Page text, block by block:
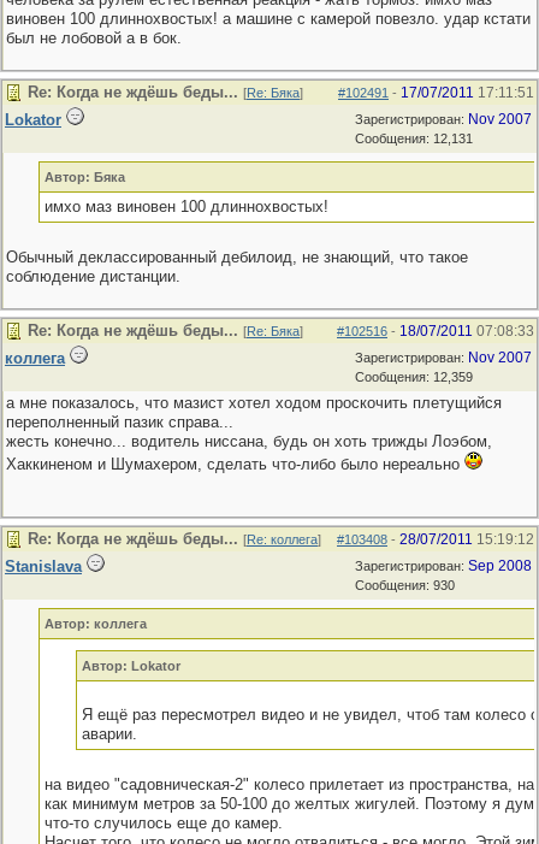
виновен 100 длиннохвостых! а машине с камерой повезло. удар кстати
был не лобовой а в бок.
#102491 - 17/07/2011 17:11:51
Re: Когда не ждёшь беды... [Re: Бяка]
Зарегистрирован: Nov 2007
Сообщения: 12,131
Lokator
Автор: Бяка
имхо маз виновен 100 длиннохвостых!
Обычный деклассированный дебилоид, не знающий, что такое
соблюдение дистанции.
#102516 - 18/07/2011 07:08:33
Re: Когда не ждёшь беды... [Re: Бяка]
Зарегистрирован: Nov 2007
Сообщения: 12,359
коллега
а мне показалось, что мазист хотел ходом проскочить плетущийся
переполненный пазик справа...
жесть конечно... водитель ниссана, будь он хоть трижды Лоэбом,
Хаккиненом и Шумахером, сделать что-либо было нереально
#103408 - 28/07/2011 15:19:12
Re: Когда не ждёшь беды... [Re: коллега]
Зарегистрирован: Sep 2008
Сообщения: 930
Stanislava
Автор: коллега
Автор: Lokator
Я ещё раз пересмотрел видео и не увидел, чтоб там колесо
аварии.
на видео "садовническая-2" колесо прилетает из пространства,
как минимум метров за 50-100 до желтых жигулей. Поэтому я
что-то случилось еще до камер.